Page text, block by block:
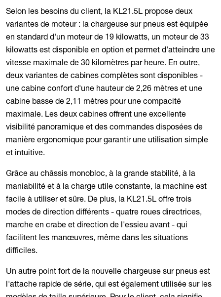
Selon les besoins du client, la KL21.5L propose deux
variantes de moteur : la chargeuse sur pneus est équipée
en standard d'un moteur de 19 kilowatts, un moteur de 33
kilowatts est disponible en option et permet d'atteindre une
vitesse maximale de 30 kilomètres par heure. En outre,
deux variantes de cabines complètes sont disponibles -
une cabine confort d'une hauteur de 2,26 mètres et une
cabine basse de 2,11 mètres pour une compacité
maximale. Les deux cabines offrent une excellente
visibilité panoramique et des commandes disposées de
manière ergonomique pour garantir une utilisation simple
et intuitive.
Grâce au châssis monobloc, à la grande stabilité, à la
maniabilité et à la charge utile constante, la machine est
facile à utiliser et sûre. De plus, la KL21.5L offre trois
modes de direction différents - quatre roues directrices,
marche en crabe et direction de l'essieu avant - qui
facilitent les manœuvres, même dans les situations
difficiles.
Un autre point fort de la nouvelle chargeuse sur pneus est
l'attache rapide de série, qui est également utilisée sur les